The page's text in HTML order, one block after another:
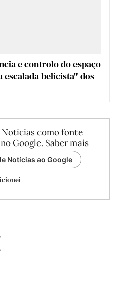
e controlo do espaço
escalada belicista" dos
como fonte
Google. Saber mais
Notícias ao Google